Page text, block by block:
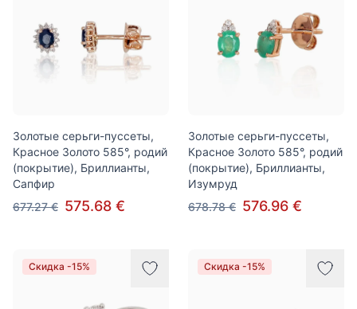
Золотые серьги-пуссеты,
Красное Золото 585°, родий
(покрытие), Бриллианты,
Сапфир
677.27 € 575.68 €
Золотые серьги-пуссеты,
Красное Золото 585°, родий
(покрытие), Бриллианты,
Изумруд
678.78 € 576.96 €
Скидка -15% Скидка -15%